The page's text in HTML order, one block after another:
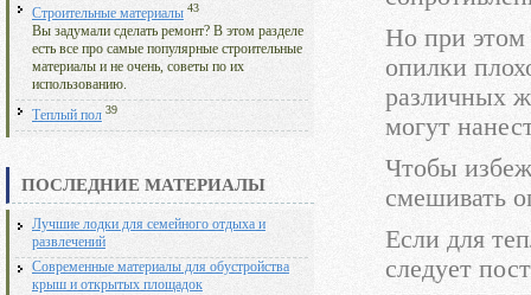
Строительные материалы 43
Вы задумали сделать ремонт? В этом разделе
есть все про самые популярные строительные
материалы и не очень, советы по их
использованию.
Теплый пол 39
ПОСЛЕДНИЕ МАТЕРИАЛЫ
Лучшие лодки для семейного отдыха и
развлечений
Современные материалы для обустройства
крыш и открытых площадок
Но при этом
опилки
различных
могут
Чтобы
смешивать
Если для
следует